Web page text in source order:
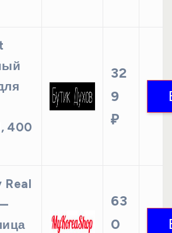
400
32
9
₽
Real
63
0